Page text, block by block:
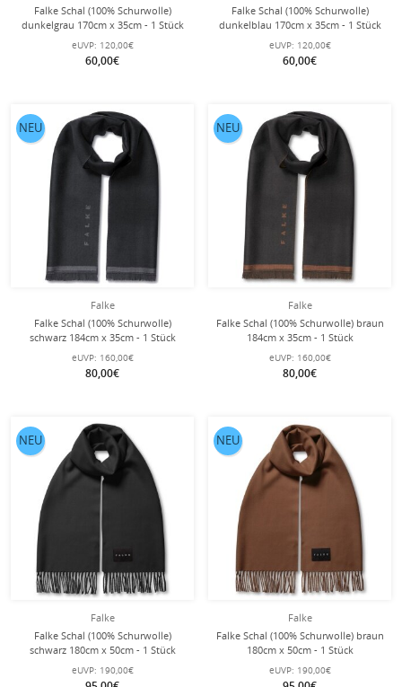
Falke Schal (100% Schurwolle)
dunkelgrau 170cm x 35cm - 1 Stück
eUVP: 120,00€
60,00€
Falke Schal (100% Schurwolle)
dunkelblau 170cm x 35cm - 1 Stück
eUVP: 120,00€
60,00€
Falke
Falke Schal (100% Schurwolle)
schwarz 184cm x 35cm - 1 Stück
eUVP: 160,00€
80,00€
NEU
Falke
Falke Schal (100% Schurwolle) braun
184cm x 35cm - 1 Stück
eUVP: 160,00€
80,00€
NEU
Falke
Falke Schal (100% Schurwolle)
schwarz 180cm x 50cm - 1 Stück
eUVP: 190,00€
NEU
Falke
Falke Schal (100% Schurwolle) braun
180cm x 50cm - 1 Stück
eUVP: 190,00€
NEU